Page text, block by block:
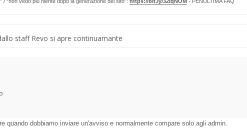
staff Revo si apre continuamante
quando dobbiamo inviare un'avviso e normalmente compare solo agli admin.